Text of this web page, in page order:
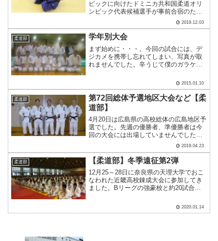
ピックに向けたドミニカ共和国柔道オリ
ンピック代表候補選手が事前合宿のため
本校に来校されました。今年はリオオリ
ンピックに出場したワンデル選手が来校
され、国の代表選手としてとても優しく
逞しい選手でした。言.....
2019.12.03
柔道部 学年別大会
まず始めに・・・。今回の試合には、デ
ジカメを携帯し忘れてしまい、写真が取
れませんでした。辛うじて僕のガラケー
ん。さてさて、試合の結果ですが団体の
部広島地区 第２位２年生の部中森
俊 作 君 第２位 黒瀬 .....
2015.01.10
柔道部
第72回総体予選地区大会など【柔
道部】
4月20日は広島県の高校総体の広島地区予
選でした。先週の優勝者、準優勝者は今
回の大会には出場していませんでした
が、今週もがんばりました。60㎏級～81
㎏級まで、5人入賞です。この勢いで県大
会も頑張りましょう。大会の後は、その
場で合同練習。今.....
2019.04.23
柔道部 【柔道部】冬季遠征第2弾
12月25～28日に奈良県の天理大学でおこ
なわれた近畿高校錬成大会に参加してき
ました。Bリーグの強豪校と約20試合お
ができました。今回の目標は「全員で100
勝！」でした。1か月後に全国大会予選を
2020.01.14